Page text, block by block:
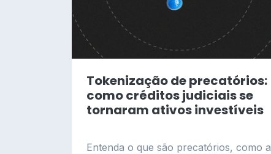
Tokenização de precatórios:
como créditos judiciais se
tornaram ativos investíveis
Entenda o que são precatórios, como a